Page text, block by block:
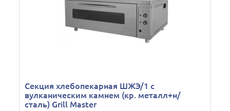
Секция хлебопекарная ШЖЭ/1 с
вулканическим камнем (кр. металл+н/
сталь) Grill Master